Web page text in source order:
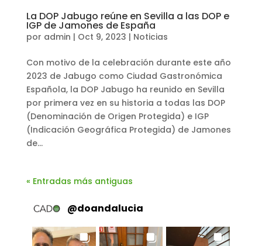
La DOP Jabugo reúne en Sevilla a las DOP e
IGP de Jamones de España
por admin | Oct 9, 2023 | Noticias
Con motivo de la celebración durante este año
2023 de Jabugo como Ciudad Gastronómica
Española, la DOP Jabugo ha reunido en Sevilla
por primera vez en su historia a todas las DOP
(Denominación de Origen Protegida) e IGP
(Indicación Geográfica Protegida) de Jamones
de...
« Entradas más antiguas
@doandalucia